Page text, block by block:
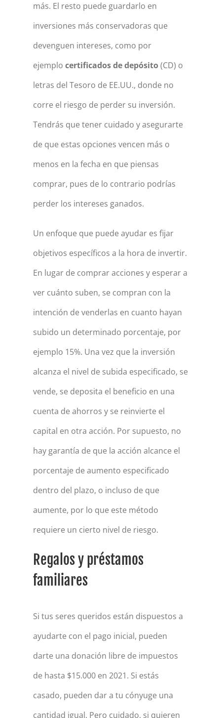
más. El resto puede guardarlo en
inversiones más conservadoras que
devenguen intereses, como por
ejemplo certificados de depósito (CD) o
letras del Tesoro de EE.UU., donde no
corre el riesgo de perder su inversión.
Tendrás que tener cuidado y asegurarte
de que estas opciones vencen más o
menos en la fecha en que piensas
comprar, pues de lo contrario podrías
perder los intereses ganados.
Un enfoque que puede ayudar es fijar
objetivos específicos a la hora de invertir.
En lugar de comprar acciones y esperar a
ver cuánto suben, se compran con la
intención de venderlas en cuanto hayan
subido un determinado porcentaje, por
ejemplo 15%. Una vez que la inversión
alcanza el nivel de subida especificado, se
vende, se deposita el beneficio en una
cuenta de ahorros y se reinvierte el
capital en otra acción. Por supuesto, no
hay garantía de que la acción alcance el
porcentaje de aumento especificado
dentro del plazo, o incluso de que
aumente, por lo que este método
requiere un cierto nivel de riesgo.
Regalos y préstamos
familiares
Si tus seres queridos están dispuestos a
ayudarte con el pago inicial, pueden
darte una donación libre de impuestos
de hasta $15.000 en 2021. Si estás
casado, pueden dar a tu cónyuge una
cantidad igual. Pero cuidado, si quieren